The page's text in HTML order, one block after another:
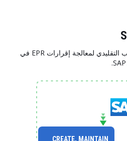
يعرض الرسم التوضيحي الأسلوب التقليدي لمعالجة إقرارات EPR في
CREATE, MAINTAIN